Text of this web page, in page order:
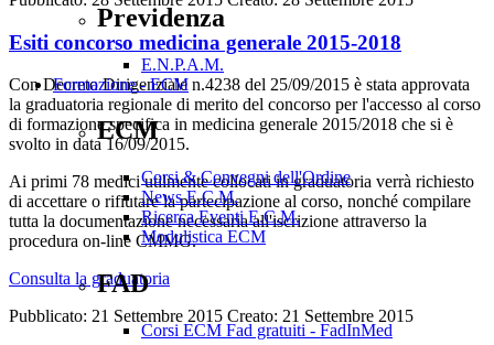
Previdenza
E.N.P.A.M.
Formazione - ECM
ECM
Corsi & Convegni dell'Ordine
News E.C.M.
Ricerca Eventi E.C.M.
Modulistica ECM
FAD
Corsi ECM Fad gratuiti - FadInMed
Esiti concorso medicina generale 2015-2018
Con Decreto Dirigenziale n.4238 del 25/09/2015 è stata approvata
la graduatoria regionale di merito del concorso per l'accesso al corso
di formazione specifica in medicina generale 2015/2018 che si è
svolto in data 16/09/2015.
Ai primi 78 medici utilmente collocati in graduatoria verrà richiesto
di accettare o rifiutare la partecipazione al corso, nonché compilare
tutta la documentazione necessaria all'iscrizione attraverso la
procedura on-line CMMG.
Consulta la graduatoria
Pubblicato: 21 Settembre 2015 Creato: 21 Settembre 2015